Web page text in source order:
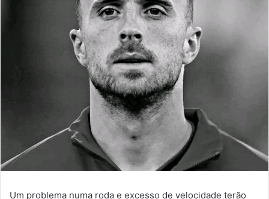
email
Um problema numa roda e excesso de velocidade terão